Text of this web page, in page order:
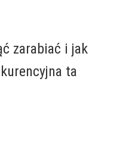
zarabiać i jak
ta